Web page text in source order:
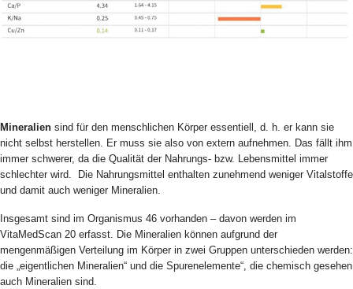
Mineralien sind für den menschlichen Körper essentiell, d. h. er kann sie
nicht selbst herstellen. Er muss sie also von extern aufnehmen. Das fällt ihm
immer schwerer, da die Qualität der Nahrungs- bzw. Lebensmittel immer
schlechter wird. Die Nahrungsmittel enthalten zunehmend weniger Vitalstoffe
und damit auch weniger Mineralien.
Insgesamt sind im Organismus 46 vorhanden – davon werden im
VitaMedScan 20 erfasst. Die Mineralien können aufgrund der
mengenmäßigen Verteilung im Körper in zwei Gruppen unterschieden werden:
die „eigentlichen Mineralien“ und die Spurenelemente“, die chemisch gesehen
auch Mineralien sind.